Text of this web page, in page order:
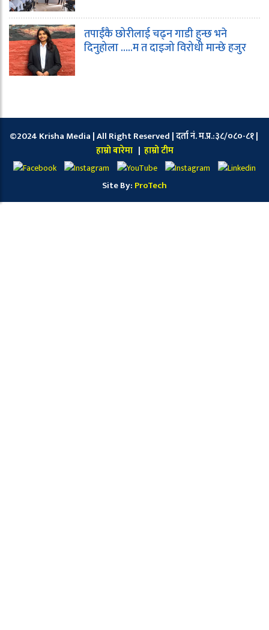
तपाईंकै छोरीलाई चढ्न गाडी हुन्छ भने
दिनुहोला …..म त दाइजो विरोधी मान्छे हजुर
©2024 Krisha Media | All Right Reserved | दर्ता नं. म.प्र.:३८/०८०-८१ |
हाम्रो बारेमा | हाम्रो टीम
Site By: ProTech